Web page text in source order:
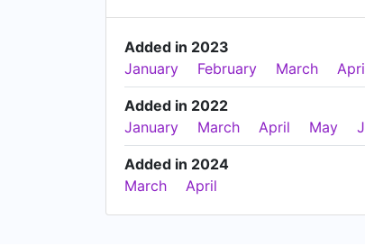
Added in 2023
January
February March
Added in 2022
January
March April May
Added in 2024
March
April